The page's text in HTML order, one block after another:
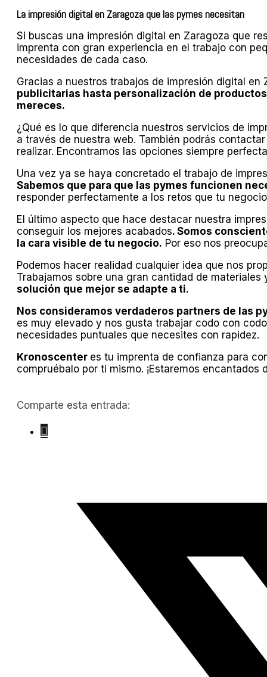
La impresión digital en Zaragoza que las pymes necesitan
Si buscas una impresión digital en Zaragoza que
imprenta con gran experiencia en el trabajo con
necesidades de cada caso.
Gracias a nuestros trabajos de impresión digital
publicitarias hasta personalización de
mereces.
¿Qué es lo que diferencia nuestros servicios de
a través de nuestra web. También podrás
realizar. Encontramos las opciones siempre
Una vez ya se haya concretado el trabajo de
Sabemos que para que las pymes funcionen
responder perfectamente a los retos que tu
El último aspecto que hace destacar nuestra
conseguir los mejores acabados. Somos
la cara visible de tu negocio. Por eso nos
Podemos hacer realidad cualquier idea que nos
Trabajamos sobre una gran cantidad de
solución que mejor se adapte a ti.
Nos consideramos verdaderos partners de las
es muy elevado y nos gusta trabajar codo con
necesidades puntuales que necesites con rapidez.
Kronoscenter es tu imprenta de confianza para
compruébalo por ti mismo. ¡Estaremos
Comparte esta entrada: